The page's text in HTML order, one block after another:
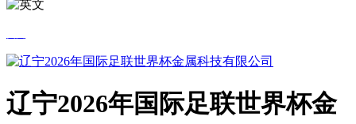
辽宁2026年国际足联世界杯金